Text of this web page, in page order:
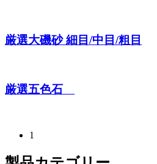
厳選大磯砂 細目/中目/粗目
厳選五色石
1